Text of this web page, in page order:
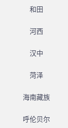
和田
河西
汉中
菏泽
海南藏族
呼伦贝尔